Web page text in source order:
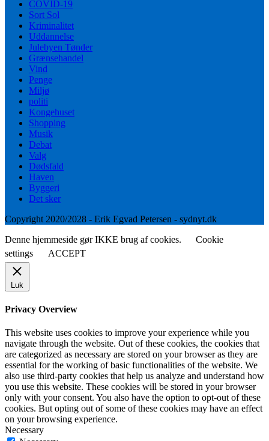
COVID-19
Sort Sol
Kriminalitet
Uddannelse
Julebyen Tønder
Grænsehandel
Vind
Penge
Miljø
politi
Kongehuset
Shopping
Musik
Debat
Valg
Dødsfald
Haven
Byggeri
Det sker
Copyright 2020/2028 - Erik Egvad Petersen - sydnyt.dk
Denne hjemmeside gør IKKE brug af cookies.
Cookie
settings
ACCEPT
Luk
Privacy Overview
This website uses cookies to improve your experience while you
navigate through the website. Out of these cookies, the cookies that
are categorized as necessary are stored on your browser as they are
essential for the working of basic functionalities of the website. We
also use third-party cookies that help us analyze and understand how
you use this website. These cookies will be stored in your browser
only with your consent. You also have the option to opt-out of these
cookies. But opting out of some of these cookies may have an effect
on your browsing experience.
Necessary